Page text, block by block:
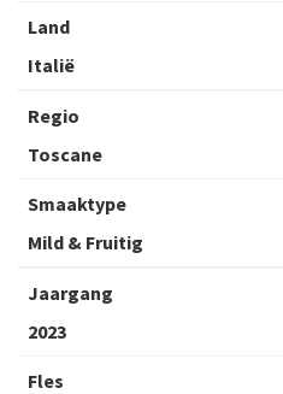
Land
Italië
Regio
Toscane
Smaaktype
Mild & Fruitig
Jaargang
2023
Fles